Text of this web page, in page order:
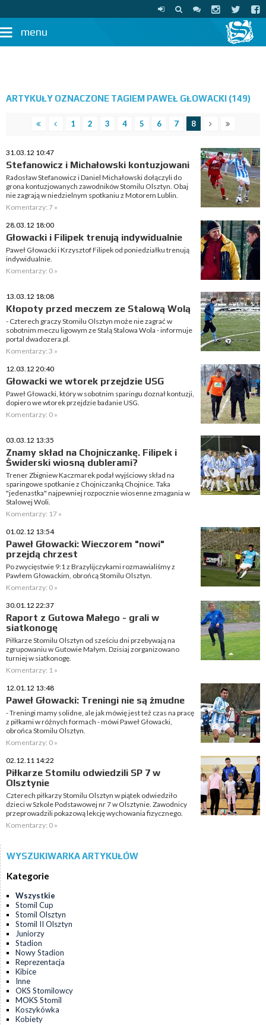
menu
ARTYKUŁY OZNACZONE TAGIEM PAWEŁ GŁOWACKI (149)
1 2 3 4 5 6 7 8
31.03.12 10:47
Stefanowicz i Michałowski kontuzjowani
Radosław Stefanowicz i Daniel Michałowski dołączyli do
grona kontuzjowanych zawodników Stomilu Olsztyn. Obaj
nie zagrają w niedzielnym spotkaniu z Motorem Lublin.
Komentarzy: 7 »
28.03.12 18:00
Głowacki i Filipek trenują indywidualnie
Paweł Głowacki i Krzysztof Filipek od poniedziałku trenują
indywidualnie.
Komentarzy: 0 »
13.03.12 18:08
Kłopoty przed meczem ze Stalową Wolą
- Czterech graczy Stomilu Olsztyn może nie zagrać w
sobotnim meczu ligowym ze Stalą Stalowa Wola - informuje
portal dwadozera.pl.
Komentarzy: 3 »
12.03.12 20:40
Głowacki we wtorek przejdzie USG
Paweł Głowacki, który w sobotnim sparingu doznał kontuzji,
dopiero we wtorek przejdzie badanie USG.
Komentarzy: 0 »
03.03.12 13:35
Znamy skład na Chojniczankę. Filipek i
Świderski wiosną dublerami?
Trener Zbigniew Kaczmarek podał wyjściowy skład na
sparingowe spotkanie z Chojniczanką Chojnice. Taka
"jedenastka" najpewniej rozpocznie wiosenne zmagania w
Stalowej Woli.
Komentarzy: 17 »
01.02.12 13:54
Paweł Głowacki: Wieczorem "nowi"
przejdą chrzest
Po zwycięstwie 9:1 z Brazylijczykami rozmawialiśmy z
Pawłem Głowackim, obrońcą Stomilu Olsztyn.
Komentarzy: 0 »
30.01.12 22:37
Raport z Gutowa Małego - grali w
siatkonogę
Piłkarze Stomilu Olsztyn od sześciu dni przebywają na
zgrupowaniu w Gutowie Małym. Dzisiaj zorganizowano
turniej w siatkonogę.
Komentarzy: 1 »
12.01.12 13:48
Paweł Głowacki: Treningi nie są żmudne
- Treningi mamy solidne, ale jak mówię jest też czas na pracę
z piłkami w różnych formach - mówi Paweł Głowacki,
obrońca Stomilu Olsztyn.
Komentarzy: 0 »
02.12.11 14:22
Piłkarze Stomilu odwiedzili SP 7 w
Olsztynie
Czterech piłkarzy Stomilu Olsztyn w piątek odwiedziło
dzieci w Szkole Podstawowej nr 7 w Olsztynie. Zawodnicy
przeprowadzili pokazową lekcję wychowania fizycznego.
Komentarzy: 0 »
WYSZUKIWARKA ARTYKUŁÓW
Kategorie
Wszystkie
Stomil Cup
Stomil Olsztyn
Stomil II Olsztyn
Juniorzy
Stadion
Nowy Stadion
Reprezentacja
Kibice
Inne
OKS Stomilowcy
MOKS Stomil
Koszykówka
Kobiety